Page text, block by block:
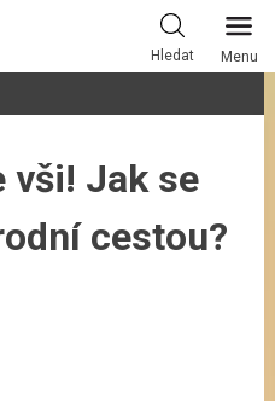
Hledat Menu
vši! Jak se
cestou?